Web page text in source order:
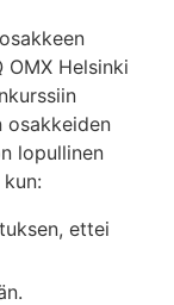
Helsinki
osakkeiden
lopullinen
ettei